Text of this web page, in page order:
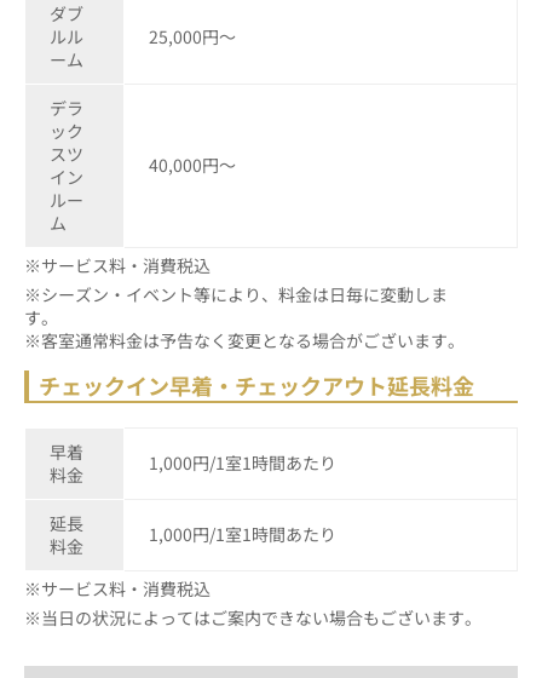
ダブ
ルル
ーム
25,000円～
デラ
ック
スツ
イン
ルー
ム
40,000円～
※サービス料・消費税込
※シーズン・イベント等により、料金は日毎に変動しま
す
※客室通常料金は予告なく変更となる場合がございます。
チェックイン早着・チェックアウト延長料金
早着
料金
1,000円/1室1時間あたり
延長
料金
1,000円/1室1時間あたり
※サービス料・消費税込
※当日の状況によってはご案内できない場合もございます。